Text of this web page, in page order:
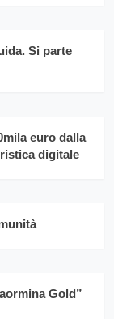
Si parte
euro dalla
digitale
Gold”